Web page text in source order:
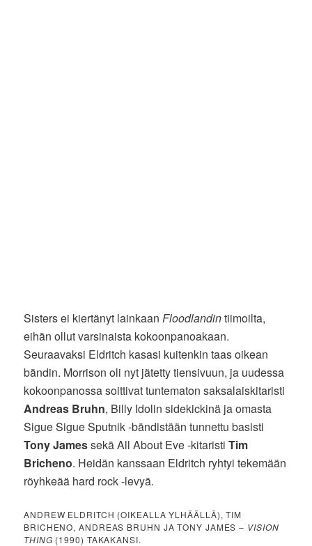
Sisters ei kiertänyt lainkaanFloodlandintiimoilta,
eihän ollut varsinaista kokoonpanoakaan.
Seuraavaksi Eldritch kasasi kuitenkin taas oikean
bändin. Morrison oli nyt jätetty tiensivuun, ja uudessa
kokoonpanossa soittivat tuntematon saksalaiskitaristi
Andreas Bruhn, Billy Idolin sidekickinä ja omasta
Sigue Sigue Sputnik -bändistään tunnettu basisti
Tony Jamessekä All About Eve -kitaristiTim
Bricheno. Heidän kanssaan Eldritch ryhtyi tekemään
röyhkeää hard rock -levyä.
ANDREW ELDRITCH (OIKEALLA YLHÄÄLLÄ), TIM
BRICHENO, ANDREAS BRUHN JA TONY JAMES – VISION
THING (1990) TAKAKANSI.